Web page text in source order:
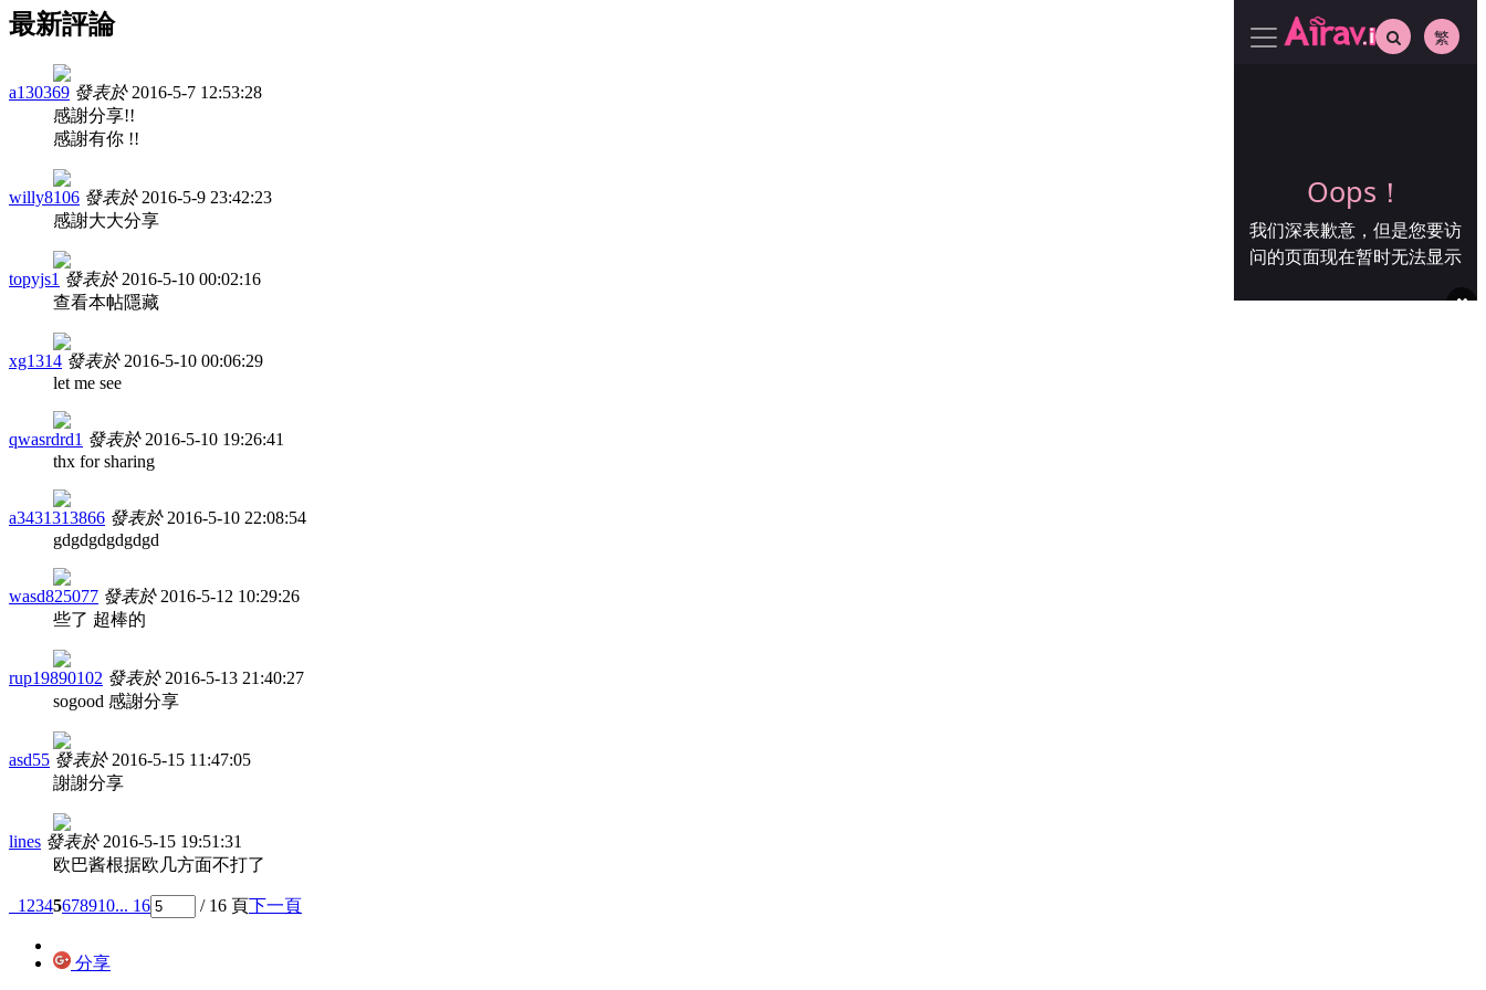
最新評論
a130369 發表於 2016-5-7 12:53:28
感謝分享!!
感謝有你 !!
willy8106 發表於 2016-5-9 23:42:23
感謝大大分享
topyjs1 發表於 2016-5-10 00:02:16
查看本帖隱藏
xg1314 發表於 2016-5-10 00:06:29
let me see
qwasrdrd1 發表於 2016-5-10 19:26:41
thx for sharing
a3431313866 發表於 2016-5-10 22:08:54
gdgdgdgdgdgd
wasd825077 發表於 2016-5-12 10:29:26
些了 超棒的
rup19890102 發表於 2016-5-13 21:40:27
sogood 感謝分享
asd55 發表於 2016-5-15 11:47:05
謝謝分享
lines 發表於 2016-5-15 19:51:31
欧巴酱根据欧几方面不打了
1 2345678910... 16 / 16 頁下一頁
分享